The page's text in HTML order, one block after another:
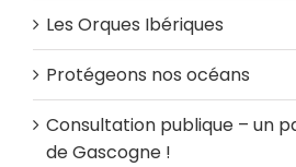
Les Orques Ibériques
Protégeons nos océans
Consultation publique – un
de Gascogne !